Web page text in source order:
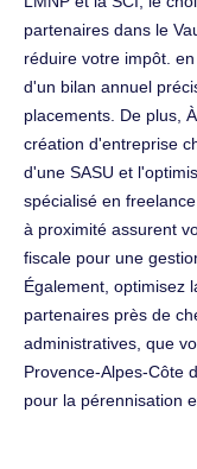
partenaires dans le
réduire votre impôt.
d'un bilan annuel
placements. De plus,
création d'entreprise
d'une SASU et
spécialisé en
à proximité assurent
fiscale pour une
Également, optimisez
partenaires près de
administratives, que
Provence-Alpes-Côte
pour la pérennisation